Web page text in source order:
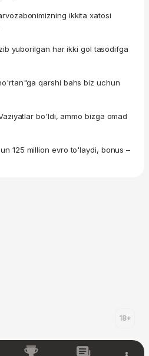
ikkita xatosi
yuborilgan har ikki gol tasodifga
qarshi bahs biz uchun
bo'ldi, ammo bizga omad
125 million evro to'laydi, bonus –
18+